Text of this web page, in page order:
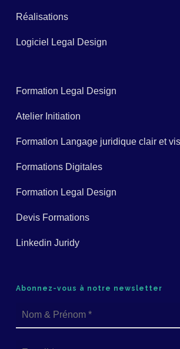
Réalisations
Logiciel Legal Design
Formation Legal Design
Atelier Initiation
Formation Langage juridique clair et
Formations Digitales
Formation Legal Design
Devis Formations
Linkedin Juridy
Abonnez-vous à notre newsletter